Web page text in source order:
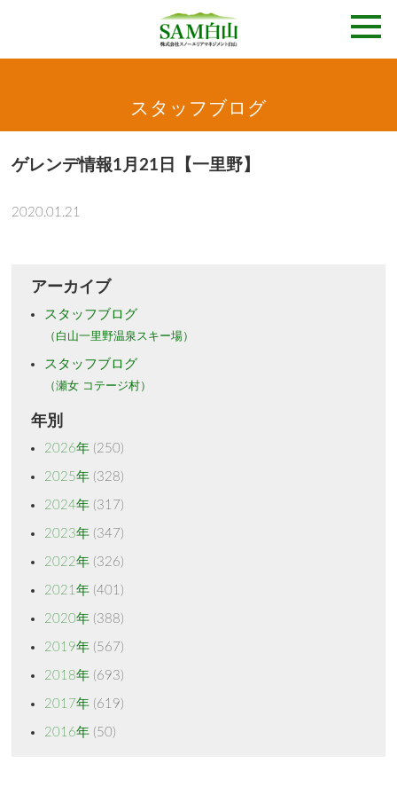
スタッフブログ
ゲレンデ情報1月21日【一里野】
2020.01.21
アーカイブ
スタッフブログ
（白山一里野温泉スキー場）
スタッフブログ
（瀬女 コテージ村）
年別
2026年(250)
2025年(328)
2024年(317)
2023年(347)
2022年(326)
2021年(401)
2020年(388)
2019年(567)
2018年(693)
2017年(619)
2016年(50)